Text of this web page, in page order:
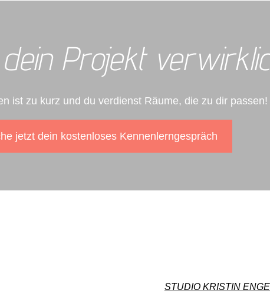
Projekt
ist zu kurz und du verdienst Räume, die zu dir passen!
jetzt dein kostenloses Kennenlerngespräch
STUDIO KRISTIN